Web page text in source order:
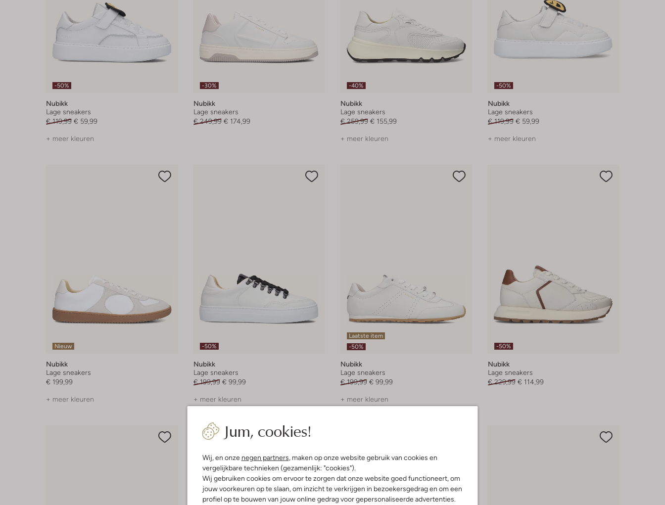
Jum, cookies!
Wij, en onze negen partners, maken op onze website gebruik van cookies en
vergelijkbare technieken (gezamenlijk: "cookies").
Wij gebruiken cookies om ervoor te zorgen dat onze website goed functioneert, om
jouw voorkeuren op te slaan, om inzicht te verkrijgen in bezoekersgedrag en om een
profiel op te bouwen van jouw online gedrag voor gepersonaliseerde advertenties.
-50%
Nubikk
Lage sneakers
€ 119,99 € 59,99
+ meer kleuren
-30%
Nubikk
Lage sneakers
€ 249,99 € 174,99
-40%
Nubikk
Lage sneakers
€ 259,99 € 155,99
+ meer kleuren
-50%
Nubikk
Lage sneakers
€ 119,99 € 59,99
+ meer kleuren
Nieuw
Nubikk
Lage sneakers
€ 199,99
+ meer kleuren
-50%
Nubikk
Lage sneakers
€ 199,99 € 99,99
+ meer kleuren
Laatste item
-50%
Nubikk
Lage sneakers
€ 199,99 € 99,99
+ meer kleuren
-50%
Nubikk
Lage sneakers
€ 229,99 € 114,99